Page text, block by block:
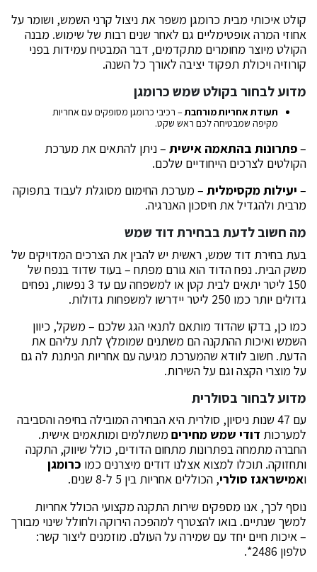
קולט איכותי מבית כרומגן משפר את ניצול קרני השמש, ושומר על
אחוזי המרה אופטימליים גם לאחר שנים רבות של שימוש. מבנה
הקולט מיוצר מחומרים מתקדמים, דבר המבטיח עמידות בפני
קורוזיה ויכולת תפקוד יציבה לאורך כל השנה.
מדוע לבחור בקולט שמש כרומגן
תעודת אחריות מורחבת– רכיבי כרומגן מסופקים עם אחריות
מקיפה שמבטיחה לכם ראש שקט.
–פתרונות בהתאמה אישית– ניתן להתאים את מערכת
הקולטים לצרכים הייחודיים שלכם.
– יעילות מקסימלית– מערכת החימום מסוגלת לעבוד בתפוקה
מרבית ולהגדיל את חיסכון האנרגיה.
מה חשוב לדעת בבחירת דוד שמש
בעת בחירת דוד שמש, ראשית יש להבין את הצרכים המדויקים של
משק הבית. נפח הדוד הוא גורם מפתח – בעוד שדוד בנפח של
150 ליטר יתאים לבית קטן או למשפחה עם עד 3 נפשות, נפחים
גדולים יותר כמו 250 ליטר יידרשו למשפחות גדולות.
כמו כן, בדקו שהדוד מותאם לתנאי הגג שלכם – משקל, כיוון
השמש ואיכות ההתקנה הם משתנים שמומלץ לתת עליהם את
הדעת. חשוב לוודא שהמערכת מגיעה עם אחריות הניתנת לה גם
על מוצרי הקצה וגם על השירות.
מדוע לבחור בסולרית
עם 47 שנות ניסיון, סולרית היא הבחירה המובילה בחיפה והסביבה
למערכות דודי שמש מחיריםמשתלמים ומותאמים אישית.
החברה מתמחה בפתרונות מתחום הדודים, כולל שיווק, התקנה
ותחזוקה. תוכלו למצוא אצלנו דודים מיצרנים כמו כרומגן
ואמישראגז סולרי, הכוללים אחריות בין 5 ל-8 שנים.
נוסף לכך, אנו מספקים שירות התקנה מקצועי הכולל אחריות
למשך שנתיים. בואו להצטרף למהפכה הירוקה ולחולל שינוי מבורך
– איכות חיים יחד עם שמירה על העולם. מוזמנים ליצור קשר:
טלפון 2486*.